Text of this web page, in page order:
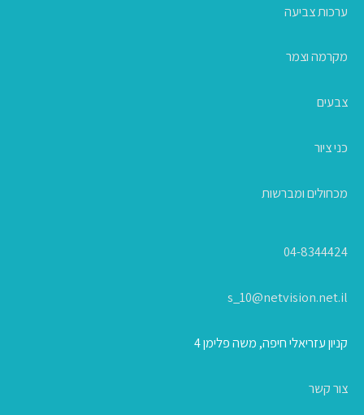
ערכות צביעה
מקרמה וצמר
צבעים
כני ציור
מכחולים ומברשות
04-8344424
s_10@netvision.net.il
קניון עזריאלי חיפה, משה פלימן 4
צור קשר